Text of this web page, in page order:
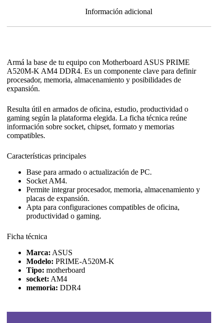
Información adicional
Armá la base de tu equipo con Motherboard ASUS PRIME
A520M-K AM4 DDR4. Es un componente clave para definir
procesador, memoria, almacenamiento y posibilidades de
expansión.
Resulta útil en armados de oficina, estudio, productividad o
gaming según la plataforma elegida. La ficha técnica reúne
información sobre socket, chipset, formato y memorias
compatibles.
Características principales
Base para armado o actualización de PC.
Socket AM4.
Permite integrar procesador, memoria, almacenamiento y
placas de expansión.
Apta para configuraciones compatibles de oficina,
productividad o gaming.
Ficha técnica
Marca: ASUS
Modelo: PRIME-A520M-K
Tipo: motherboard
socket: AM4
memoria: DDR4